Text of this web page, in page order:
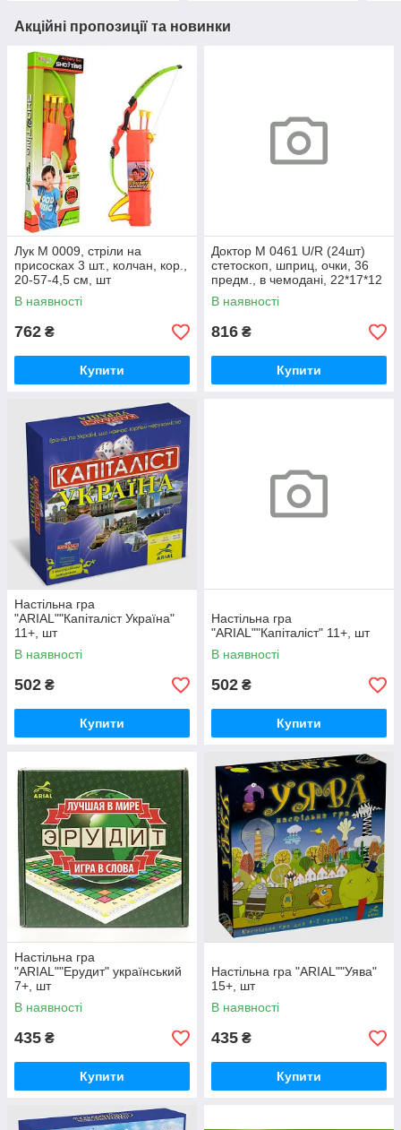
Акційні пропозиції та новинки
Лук M 0009, стріли на
присосках 3 шт., колчан, кор.,
20-57-4,5 см, шт
В наявності
762 ₴
Купити
Доктор M 0461 U/R (24шт)
стетоскоп, шприц, очки, 36
предм., в чемодані, 22*17*12
см, шт
В наявності
816 ₴
Купити
Настільна гра
"ARIAL""Капіталіст Україна"
11+, шт
В наявності
502 ₴
Купити
Настільна гра
"ARIAL""Капіталіст" 11+, шт
В наявності
502 ₴
Купити
Настільна гра
"ARIAL""Ерудит" український
7+, шт
В наявності
435 ₴
Купити
Настільна гра "ARIAL""Уява"
15+, шт
В наявності
435 ₴
Купити